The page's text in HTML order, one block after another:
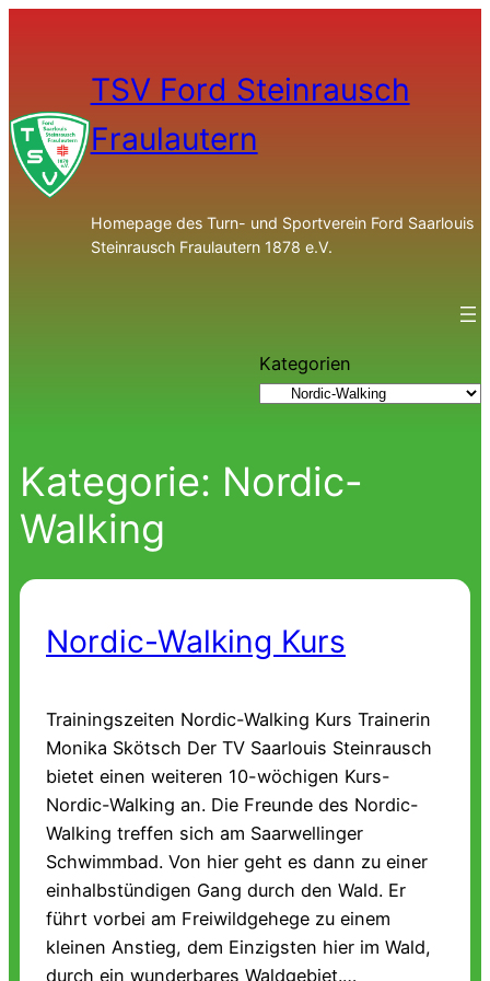
TSV Ford Steinrausch
Fraulautern
Homepage des Turn- und Sportverein Ford Saarlouis
Steinrausch Fraulautern 1878 e.V.
Kategorien
Kategorie: Nordic-
Walking
Nordic-Walking Kurs
Trainingszeiten Nordic-Walking Kurs Trainerin
Monika Skötsch Der TV Saarlouis Steinrausch
bietet einen weiteren 10-wöchigen Kurs-
Nordic-Walking an. Die Freunde des Nordic-
Walking treffen sich am Saarwellinger
Schwimmbad. Von hier geht es dann zu einer
einhalbstündigen Gang durch den Wald. Er
führt vorbei am Freiwildgehege zu einem
kleinen Anstieg, dem Einzigsten hier im Wald,
durch ein wunderbares Waldgebiet.…